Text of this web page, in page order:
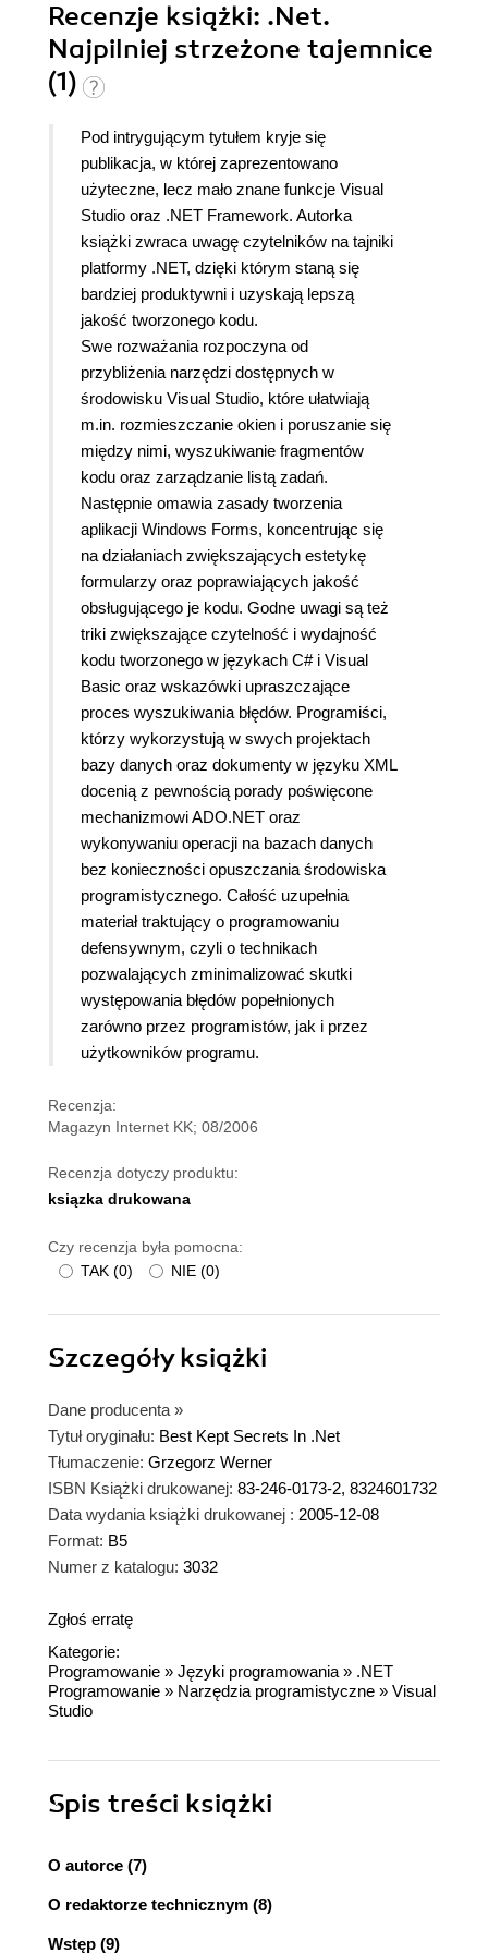
Recenzje książki: .Net.
Najpilniej strzeżone tajemnice
(1)
Pod intrygującym tytułem kryje się
publikacja, w której zaprezentowano
użyteczne, lecz mało znane funkcje Visual
Studio oraz .NET Framework. Autorka
książki zwraca uwagę czytelników na tajniki
platformy .NET, dzięki którym staną się
bardziej produktywni i uzyskają lepszą
jakość tworzonego kodu.
Swe rozważania rozpoczyna od
przybliżenia narzędzi dostępnych w
środowisku Visual Studio, które ułatwiają
m.in. rozmieszczanie okien i poruszanie się
między nimi, wyszukiwanie fragmentów
kodu oraz zarządzanie listą zadań.
Następnie omawia zasady tworzenia
aplikacji Windows Forms, koncentrując się
na działaniach zwiększających estetykę
formularzy oraz poprawiających jakość
obsługującego je kodu. Godne uwagi są też
triki zwiększające czytelność i wydajność
kodu tworzonego w językach C# i Visual
Basic oraz wskazówki upraszczające
proces wyszukiwania błędów. Programiści,
którzy wykorzystują w swych projektach
bazy danych oraz dokumenty w języku XML
docenią z pewnością porady poświęcone
mechanizmowi ADO.NET oraz
wykonywaniu operacji na bazach danych
bez konieczności opuszczania środowiska
programistycznego. Całość uzupełnia
materiał traktujący o programowaniu
defensywnym, czyli o technikach
pozwalających zminimalizować skutki
występowania błędów popełnionych
zarówno przez programistów, jak i przez
użytkowników programu.
Recenzja:
Magazyn Internet KK; 08/2006
Recenzja dotyczy produktu:
ksiązka drukowana
Czy recenzja była pomocna:
TAK (0) NIE (0)
Szczegółyksiążki
Dane producenta »
Tytuł oryginału: Best Kept Secrets In .Net
Tłumaczenie: Grzegorz Werner
ISBN Książki drukowanej: 83-246-0173-2, 8324601732
Data wydania książki drukowanej : 2005-12-08
Format: B5
Numer z katalogu: 3032
Zgłoś erratę
Kategorie:
Programowanie » Języki programowania» .NET
Programowanie » Narzędzia programistyczne » Visual
Studio
Spis treści książki
O autorce (7)
O redaktorze technicznym (8)
Wstęp (9)